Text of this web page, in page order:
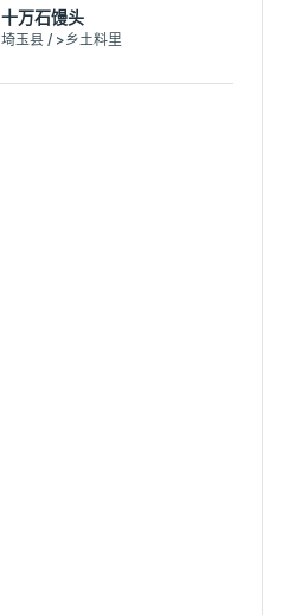
十万石馒头
埼玉县 / >乡土料里